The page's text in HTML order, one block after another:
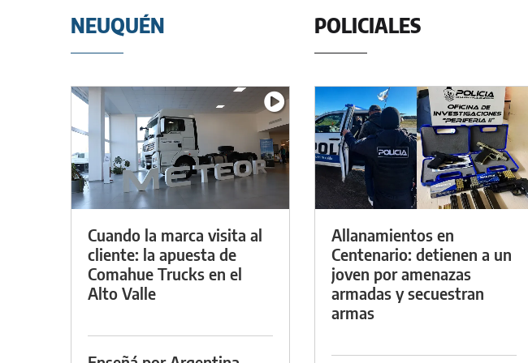
NEUQUÉN
Cuando la marca visita al
cliente: la apuesta de
Comahue Trucks en el
Alto Valle
POLICIALES
Allanamientos en
Centenario: detienen a un
joven por amenazas
armadas y secuestran
armas